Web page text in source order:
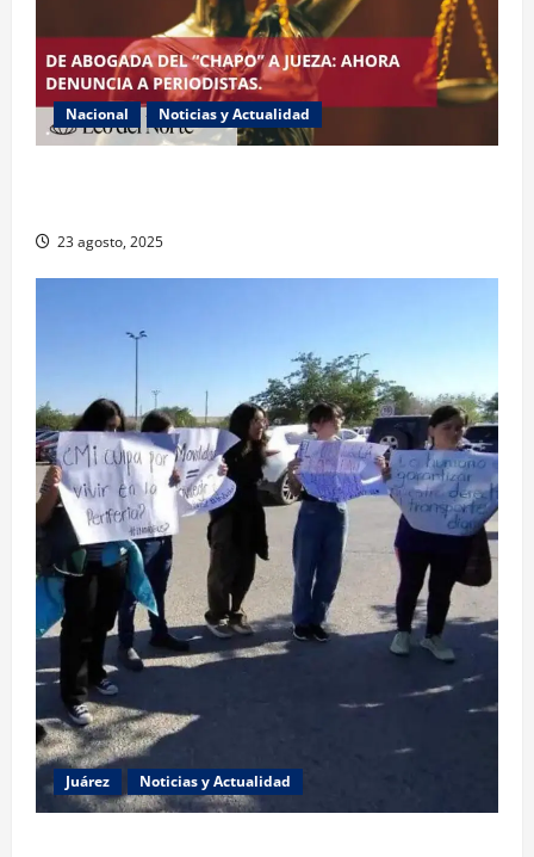
Nacional Noticias y Actualidad
23 agosto, 2025
Juárez Noticias y Actualidad